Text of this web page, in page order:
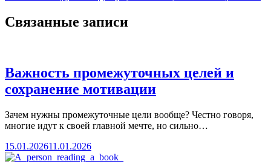
Связанные записи
Важность промежуточных целей и
сохранение мотивации
Зачем нужны промежуточные цели вообще? Честно говоря,
многие идут к своей главной мечте, но сильно…
15.01.202611.01.2026